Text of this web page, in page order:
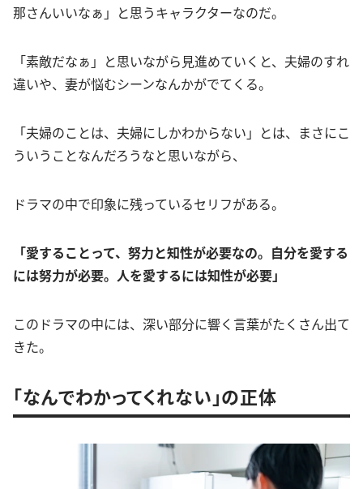
那さんいいなぁ」と思うキャラクターなのだ。
「素敵だなぁ」と思いながら見進めていくと、夫婦のすれ
違いや、妻が悩むシーンなんかがでてくる。
「夫婦のことは、夫婦にしかわからない」とは、まさにこ
ういうことなんだろうなと思いながら、
ドラマの中で印象に残っているセリフがある。
「愛することって、努力と知性が必要なの。自分を愛する
には努力が必要。人を愛するには知性が必要」
このドラマの中には、深い部分に響く言葉がたくさん出て
きた。
「なんでわかってくれない」の正体